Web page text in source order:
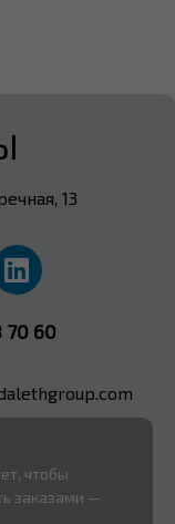
13
70 60
чтобы
заказами —